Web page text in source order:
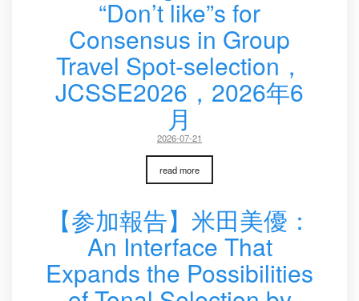
“Don’t like”s for
Consensus in Group
Travel Spot-selection，
JCSSE2026，2026年6
月
2026-07-21
read more
【参加報告】米田美優：
An Interface That
Expands the Possibilities